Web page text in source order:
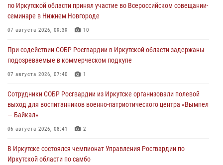
по Иркутской области принял участие во Всероссийском совещании-
семинаре в Нижнем Новгороде
07 августа 2026, 09:39 10
При содействии СОБР Росгвардии в Иркутской области задержаны
подозреваемые в коммерческом подкупе
07 августа 2026, 07:40 1
Сотрудники СОБР Росгвардии из Иркутске организовали полевой
выход для воспитанников военно-патриотического центра «Вымпел
— Байкал»
06 августа 2026, 08:41 2
В Иркутске состоялся чемпионат Управления Росгвардии по
Иркутской области по самбо